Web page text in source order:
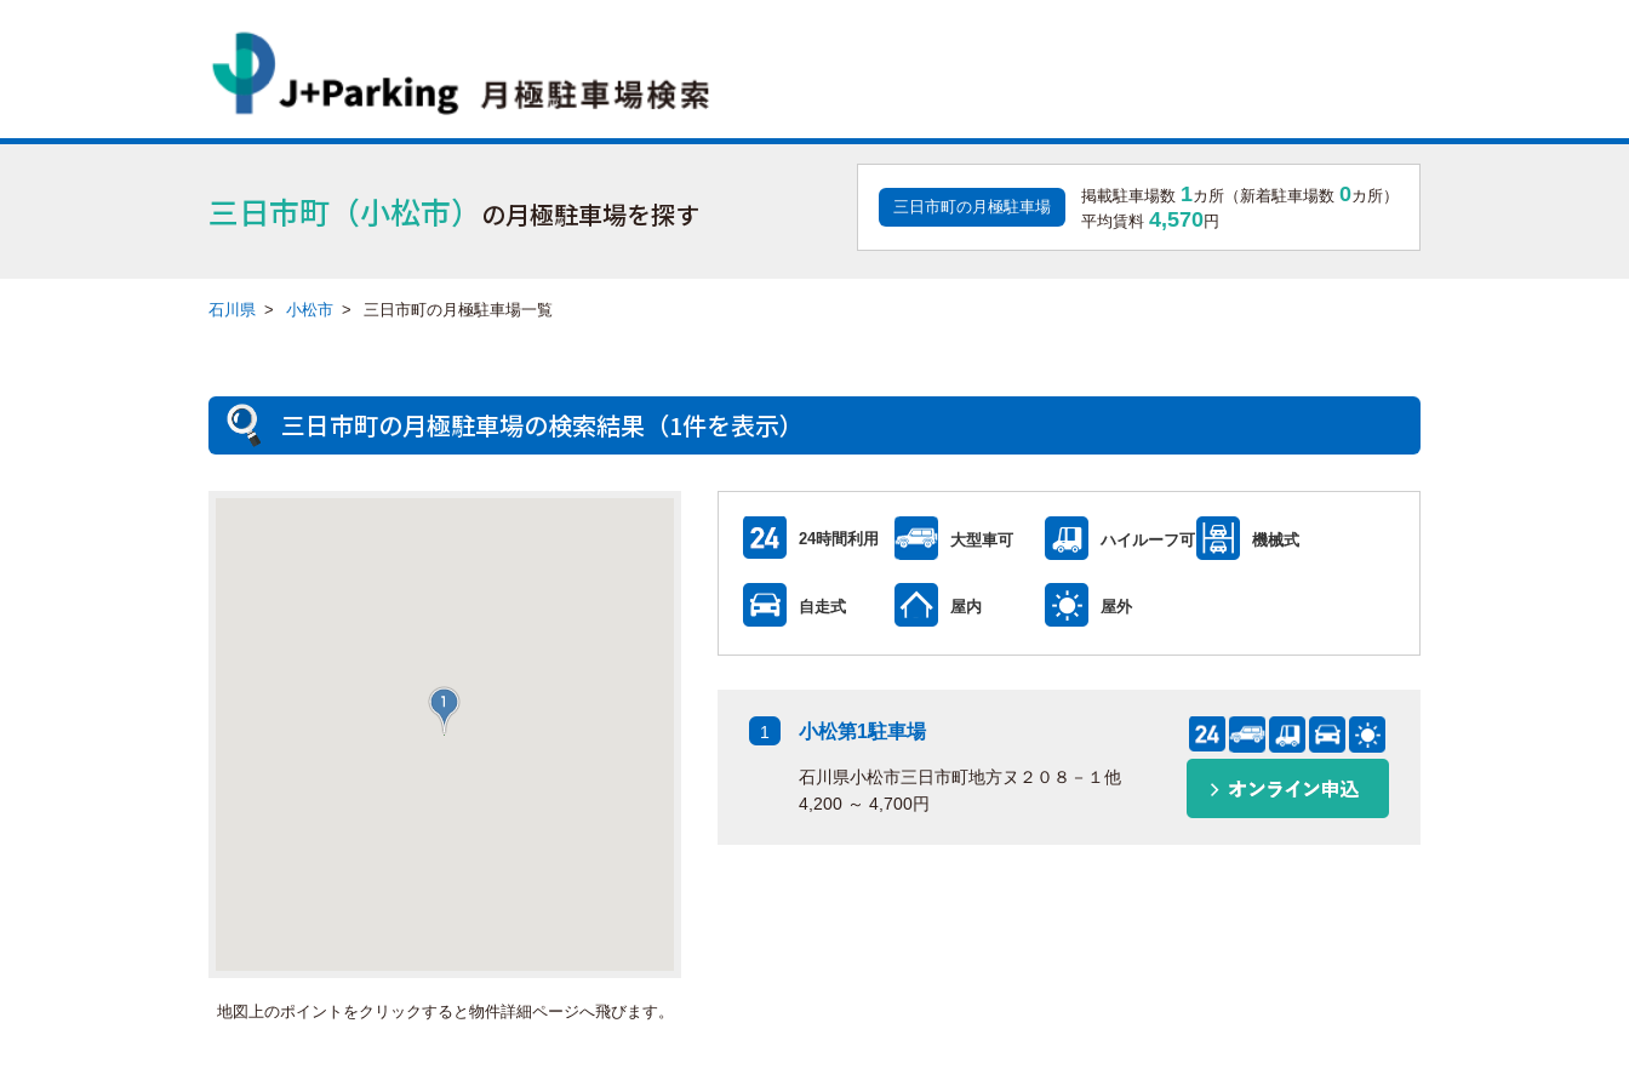
三日市町（小松市） の月極駐車場を探す 三日市町の月極駐車場
掲載駐車場数 1カ所（新着駐車場数 0カ所）
平均賃料 4,570円
石川県 > 小松市 > 三日市町の月極駐車場一覧
三日市町の月極駐車場の検索結果（1件を表示）
地図上のポイントをクリックすると 物件詳細ページへ飛びます。
24時間利用 大型車可 ハイルーフ可 機械式
自走式 屋内 屋外
1 小松第1駐車場
石川県小松市三日市町地方ヌ２０８－１他
4,200 ～ 4,700円